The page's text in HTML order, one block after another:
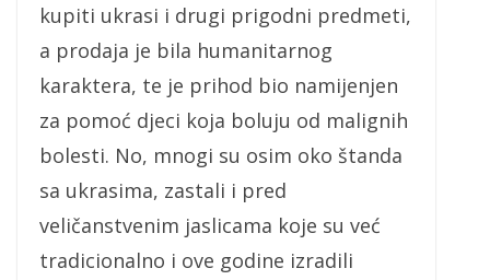
kupiti ukrasi i drugi prigodni predmeti,
a prodaja je bila humanitarnog
karaktera, te je prihod bio namijenjen
za pomoć djeci koja boluju od malignih
bolesti. No, mnogi su osim oko štanda
sa ukrasima, zastali i pred
veličanstvenim jaslicama koje su već
tradicionalno i ove godine izradili